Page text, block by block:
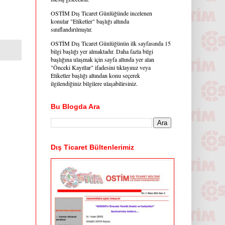
OSTİM Dış Ticaret Günlüğünde incelenen
konular "Etiketler" başlığı altında
sınıflandırılmıştır.
OSTİM Dış Ticaret Günlüğünün ilk sayfasında 15
bilgi başlığı yer almaktadır. Daha fazla bilgi
başlığına ulaşmak için sayfa altında yer alan
"Önceki Kayıtlar" ifadesini tıklayınız veya
Etiketler başlığı altından konu seçerek
ilgilendiğiniz bilgilere ulaşabilirsiniz.
Bu Blogda Ara
Dış Ticaret Bültenlerimiz